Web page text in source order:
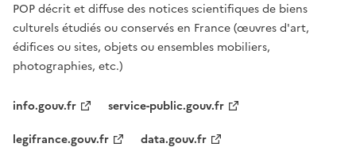
POP décrit et diffuse des notices scientifiques de biens
culturels étudiés ou conservés en France (œuvres d'art,
édifices ou sites, objets ou ensembles mobiliers,
photographies, etc.)
info.gouv.fr
service-public.gouv.fr
legifrance.gouv.fr
data.gouv.fr